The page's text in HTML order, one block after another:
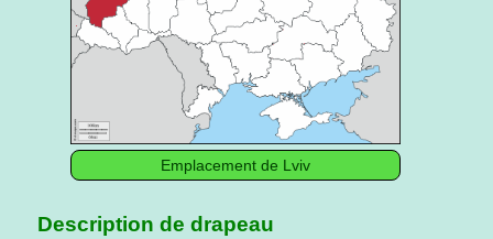
Emplacement de Lviv
Description de drapeau